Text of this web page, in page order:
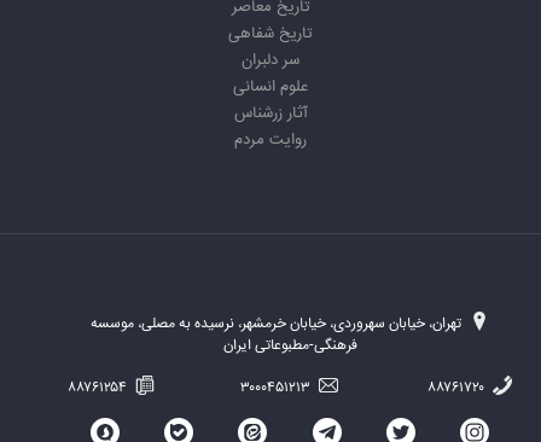
تاریخ معاصر
تاریخ شفاهی
سر دلبران
علوم انسانی
آثار زرشناس
روایت مردم
تهران، خیابان سهروردی، خیابان خرمشهر، نرسیده به مصلی، موسسه
فرهنگی-مطبوعاتی ایران